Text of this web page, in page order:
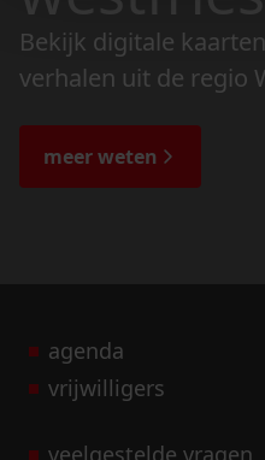
Bekijk digitale
verhalen uit de regio
de bijzondere verhalen.
meer weten
agenda
vrijwilligers